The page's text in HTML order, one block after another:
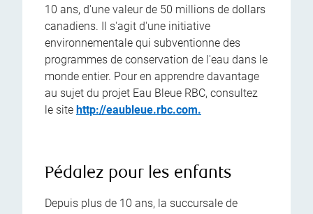
10 ans, d'une valeur de 50 millions de dollars
canadiens. Il s'agit d'une initiative
environnementale qui subventionne des
programmes de conservation de l'eau dans le
monde entier. Pour en apprendre davantage
au sujet du projet Eau Bleue RBC, consultez
le site http://eaubleue.rbc.com.
Pédalez pour les enfants
Depuis plus de 10 ans, la succursale de